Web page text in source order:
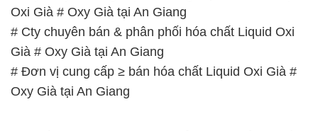
Oxi Già # Oxy Già tại An Giang
# Cty chuyên bán & phân phối hóa chất Liquid Oxi
Già # Oxy Già tại An Giang
# Đơn vị cung cấp ≥ bán hóa chất Liquid Oxi Già #
Oxy Già tại An Giang